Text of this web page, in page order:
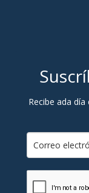
Recibe ada